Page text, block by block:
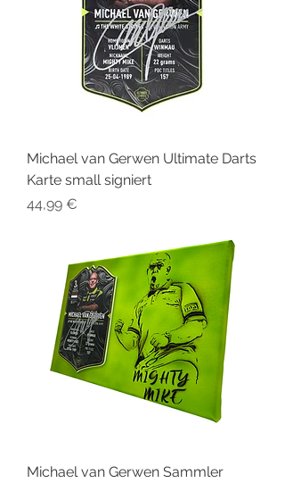
Michael van Gerwen Ultimate Darts
Karte small signiert
Preis
44,99 €
Michael van Gerwen Sammler